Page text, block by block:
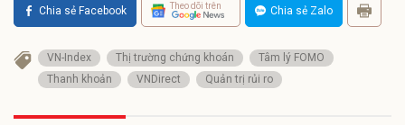
Chia sẻ Facebook Theo dõi trên Chia sẻ Zalo
VN-Index Thị trường chứng khoán
Tâm lý FOMO
Thanh khoản
VNDirect Quản trị rủi ro